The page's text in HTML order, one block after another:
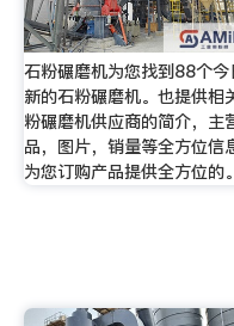
石粉碾磨机为您找到88个今
新的石粉碾磨机。也提供相
粉碾磨机供应商的简介，主
品，图片，销量等全方位信
为您订购产品提供全方位的。